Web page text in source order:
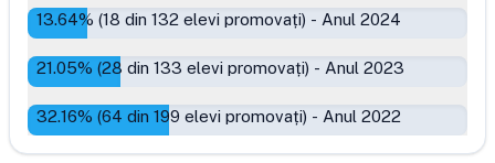
13.64% (18 din 132 elevi promovați) - Anul 2024
21.05% (28 din 133 elevi promovați) - Anul 2023
32.16% (64 din 199 elevi promovați) - Anul 2022